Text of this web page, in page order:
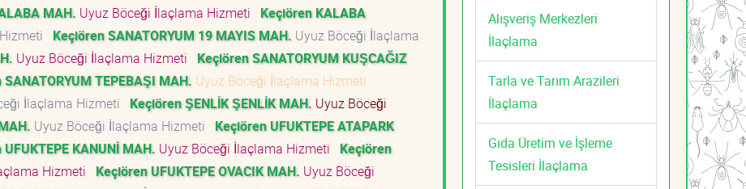
MAH. Uyuz Böceği İlaçlama Hizmeti
Keçiören KALABA
Keçiören SANATORYUM 19 MAYIS MAH. Uyuz Böceği İlaçlama
Uyuz Böceği İlaçlama Hizmeti
Keçiören SANATORYUM KUŞCAĞIZ
TEPEBAŞI MAH. Uyuz Böceği İlaçlama Hizmeti
İlaçlama Hizmeti Keçiören ŞENLİK ŞENLİK MAH. Uyuz Böceği
Uyuz Böceği İlaçlama Hizmeti
Keçiören UFUKTEPE ATAPARK
KANUNİ MAH. Uyuz Böceği İlaçlama Hizmeti
Keçiören
Hizmeti Keçiören UFUKTEPE OVACIK MAH. Uyuz Böceği
Alışveriş Merkezleri
İlaçlama
Tarla ve Tarım Arazileri
İlaçlama
Gıda Üretim ve İşleme
Tesisleri İlaçlama